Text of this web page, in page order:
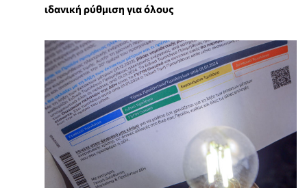
ιδανική ρύθμιση για όλους